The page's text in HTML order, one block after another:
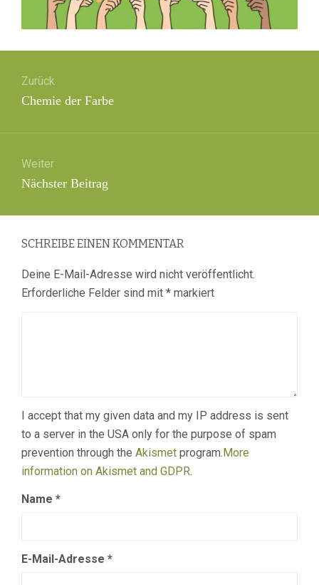
Zurück
Vorheriger
Chemie der Farbe
Weiter
Nächster
Nächster Beitrag
SCHREIBE EINEN KOMMENTAR
Deine E-Mail-Adresse wird nicht veröffentlicht.
Erforderliche Felder sind mit * markiert
I accept that my given data and my IP address is sent
to a server in the USA only for the purpose of spam
prevention through the Akismet program.More
information on Akismet and GDPR.
Name *
E-Mail-Adresse *